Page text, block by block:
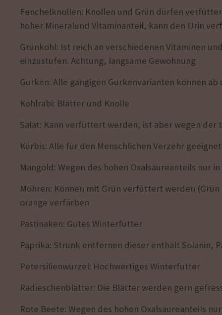
Fenchelknollen: Knollen und Grün dürfen
hoher Mineralund Vitaminanteil, kann den Urin
Grünkohl: Ist reich an verschiedenen Vitaminen
einzustufen. Achtung, langsame Gewöhnung
Gurken: Alle gängigen Gurkenvarianten können
Kohlrabi: Blätter und Knolle
Salat: Kann verfüttert werden, ist aber wegen
Kürbis: Alle für den Menschlichen Verzehr
Mangold: Wegen des hohen Oxalsäureanteils nur
Möhren: Können mit Grün verfüttert werden
orange verfärben
Pastinaken: Gutes Winterfutter
Paprika: Strunk entfernen dieser enthält Solanin,
Petersilienwurzel: Hochwertiges Winterfutter
Radieschenblätter: Die Blätter werden gern
Rote Beete: Wegen des hohen Oxalsäureanteils